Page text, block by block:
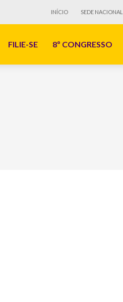
INÍCIO SEDE NACIONAL
FILIE-SE 8º CONGRESSO